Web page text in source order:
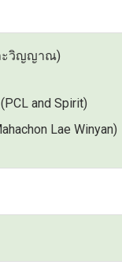
ะวิญญาณ)
and Spirit)
Lae Winyan)